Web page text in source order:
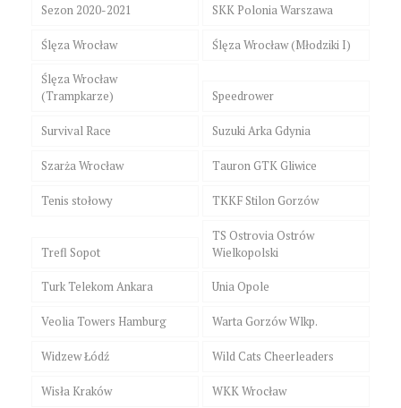
Sezon 2020-2021 SKK Polonia Warszawa
Ślęza Wrocław Ślęza Wrocław (Młodziki I)
Ślęza Wrocław
(Trampkarze)
Speedrower
Survival Race Suzuki Arka Gdynia
Szarża Wrocław Tauron GTK Gliwice
Tenis stołowy TKKF Stilon Gorzów
Trefl Sopot
TS Ostrovia Ostrów
Wielkopolski
Turk Telekom Ankara Unia Opole
Veolia Towers Hamburg Warta Gorzów Wlkp.
Widzew Łódź Wild Cats Cheerleaders
Wisła Kraków WKK Wrocław